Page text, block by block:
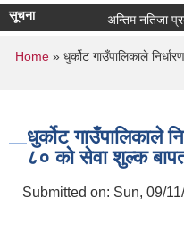
सूचना अन्तिम नतिजा
You are here
Home» धुर्कोट गाउँपालिकाले
धुर्कोट गाउँपालिकाले
८० काे सेवा शुल्क
Submitted on: Sun, 09/